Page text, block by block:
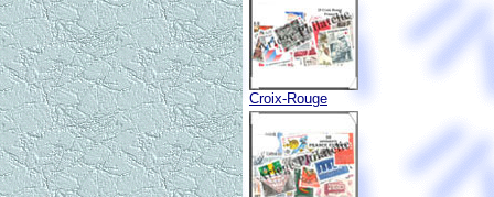
Croix-Rouge